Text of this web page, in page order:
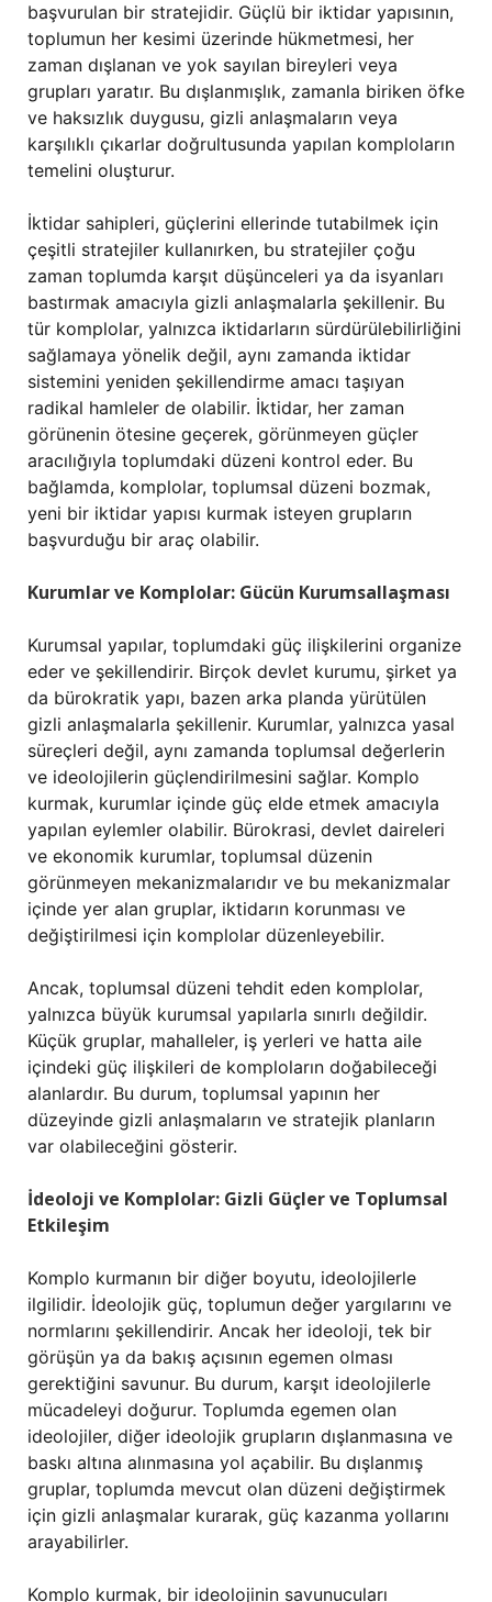
başvurulan bir stratejidir. Güçlü bir iktidar yapısının,
toplumun her kesimi üzerinde hükmetmesi, her
zaman dışlanan ve yok sayılan bireyleri veya
grupları yaratır. Bu dışlanmışlık, zamanla biriken öfke
ve haksızlık duygusu, gizli anlaşmaların veya
karşılıklı çıkarlar doğrultusunda yapılan komploların
temelini oluşturur.
İktidar sahipleri, güçlerini ellerinde tutabilmek için
çeşitli stratejiler kullanırken, bu stratejiler çoğu
zaman toplumda karşıt düşünceleri ya da isyanları
bastırmak amacıyla gizli anlaşmalarla şekillenir. Bu
tür komplolar, yalnızca iktidarların sürdürülebilirliğini
sağlamaya yönelik değil, aynı zamanda iktidar
sistemini yeniden şekillendirme amacı taşıyan
radikal hamleler de olabilir. İktidar, her zaman
görünenin ötesine geçerek, görünmeyen güçler
aracılığıyla toplumdaki düzeni kontrol eder. Bu
bağlamda, komplolar, toplumsal düzeni bozmak,
yeni bir iktidar yapısı kurmak isteyen grupların
başvurduğu bir araç olabilir.
Kurumlar ve Komplolar: Gücün Kurumsallaşması
Kurumsal yapılar, toplumdaki güç ilişkilerini organize
eder ve şekillendirir. Birçok devlet kurumu, şirket ya
da bürokratik yapı, bazen arka planda yürütülen
gizli anlaşmalarla şekillenir. Kurumlar, yalnızca yasal
süreçleri değil, aynı zamanda toplumsal değerlerin
ve ideolojilerin güçlendirilmesini sağlar. Komplo
kurmak, kurumlar içinde güç elde etmek amacıyla
yapılan eylemler olabilir. Bürokrasi, devlet daireleri
ve ekonomik kurumlar, toplumsal düzenin
görünmeyen mekanizmalarıdır ve bu mekanizmalar
içinde yer alan gruplar, iktidarın korunması ve
değiştirilmesi için komplolar düzenleyebilir.
Ancak, toplumsal düzeni tehdit eden komplolar,
yalnızca büyük kurumsal yapılarla sınırlı değildir.
Küçük gruplar, mahalleler, iş yerleri ve hatta aile
içindeki güç ilişkileri de komploların doğabileceği
alanlardır. Bu durum, toplumsal yapının her
düzeyinde gizli anlaşmaların ve stratejik planların
var olabileceğini gösterir.
İdeoloji ve Komplolar: Gizli Güçler ve Toplumsal
Etkileşim
Komplo kurmanın bir diğer boyutu, ideolojilerle
ilgilidir. İdeolojik güç, toplumun değer yargılarını ve
normlarını şekillendirir. Ancak her ideoloji, tek bir
görüşün ya da bakış açısının egemen olması
gerektiğini savunur. Bu durum, karşıt ideolojilerle
mücadeleyi doğurur. Toplumda egemen olan
ideolojiler, diğer ideolojik grupların dışlanmasına ve
baskı altına alınmasına yol açabilir. Bu dışlanmış
gruplar, toplumda mevcut olan düzeni değiştirmek
için gizli anlaşmalar kurarak, güç kazanma yollarını
arayabilirler.
Komplo kurmak, bir ideolojinin savunucuları